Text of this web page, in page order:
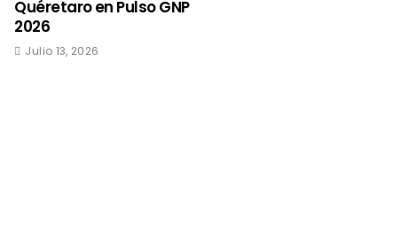
Quéretaro en Pulso GNP
2026
Julio 13, 2026